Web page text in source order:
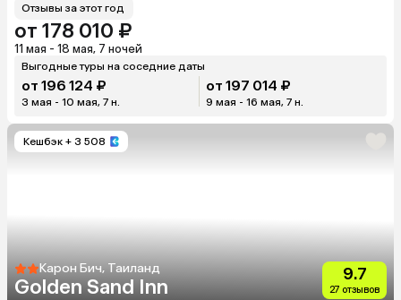
Отзывы за этот год
от 178 010 ₽
11 мая - 18 мая, 7 ночей
Выгодные туры на соседние даты
от 196 124 ₽
3 мая - 10 мая, 7 н.
от 197 014 ₽
9 мая - 16 мая, 7 н.
Кешбэк + 3 508
Карон Бич, Таиланд
Golden Sand Inn
9.7
27 отзывов